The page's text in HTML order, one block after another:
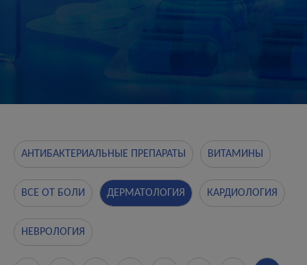
АНТИБАКТЕРИАЛЬНЫЕ ПРЕПАРАТЫ ВИТАМИНЫ
ВСЕ ОТ БОЛИ ДЕРМАТОЛОГИЯ КАРДИОЛОГИЯ
НЕВРОЛОГИЯ